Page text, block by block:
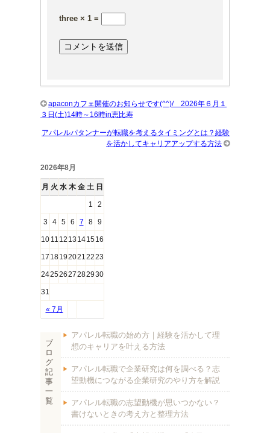
three × 1 =
apaconカフェ開催のお知らせです(^^)/ 2026年６月１
３日(土)14時～16時in恵比寿
アパレルパタンナーが転職を考えるタイミングとは？経験
を活かしてキャリアアップする方法
2026年8月
月 火 水 木 金 土 日
« 7月
1 2
3 4 5 6 7 8 9
10 11 12 13 141516
17 18192021 2223
24252627282930
31
ブ
ロ
グ
記
事
一
覧
アパレル転職の始め方｜経験を活かして理
想のキャリアを叶える方法
アパレル転職で企業研究は何を調べる？志
望動機につながる企業研究のやり方を解説
アパレル転職の志望動機が思いつかない？
書けないときの考え方と整理方法